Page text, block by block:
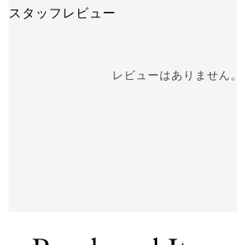
スタッフレビュー
レビューはありません。